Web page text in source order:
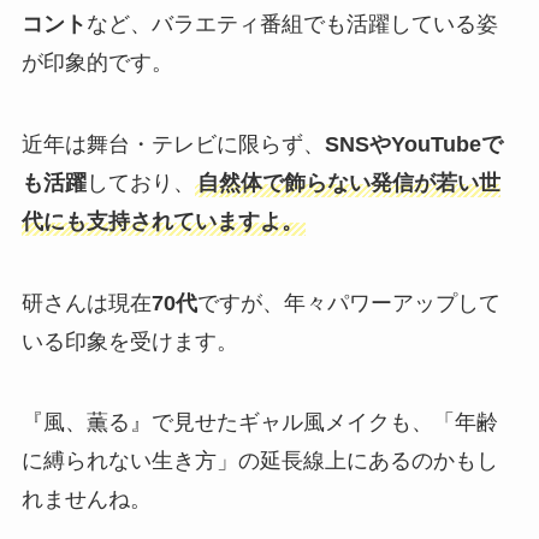
コント など、バラエティ番組でも活躍している姿
が印象的です。
近年は舞台・テレビに限らず、 SNSやYouTubeで
も活躍しており、 自然体で飾らない発信が若い世
代にも支持されていますよ。
研さんは現在70代ですが、年々パワーアップして
いる印象を受けます。
『風、薫る』で見せたギャル風メイクも、「年齢
に縛られない生き方」の延長線上にあるのかもし
れませんね。